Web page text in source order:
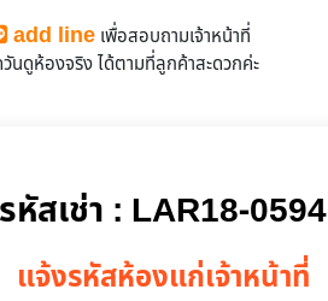
add line เพื่อสอบถามเจ้าหน้าที่
นดูห้องจริงได้ตามที่ลูกค้าสะดวกค่ะ
รหัสเช่า : LAR18-0594
แจ้งรหัสห้องแก่เจ้าหน้าที่